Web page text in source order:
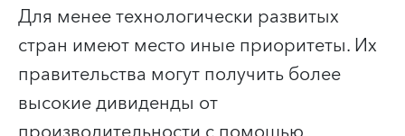
Для менее технологически развитых
стран имеют место иные приоритеты. Их
правительства могут получить более
высокие дивиденды от